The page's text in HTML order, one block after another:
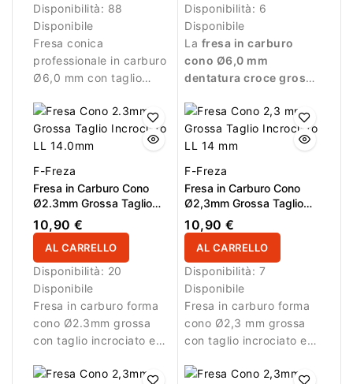
Disponibilità: 88
Disponibile
Fresa conica
professionale in carburo
Ø6,0 mm con taglio
Cut e superficie attiva
di 14,6 mm. Progettata
per rimuovere gel,
acrilico e materiali duri
in modo rapido e
controllato.
Disponibilità: 6
Disponibile
La fresa in carburo
cono Ø6,0 mm
dentatura croce grossa
progettata per la
rimozione rapida di gel,
acrilico, polygel e
semipermanente. La
dentatura grossa
garantisce elevata
mentre la forma cono
permette di lavorare
efficacemente su
superfici più ampie e
zone precise.
F-Freza
Fresa in Carburo Cono
Ø2.3mm Grossa Taglio
Incrociato LL 14.0mm
10,90 €
AL CARRELLO
Disponibilità: 20
Disponibile
Fresa in carburo forma
cono Ø2.3mm grossa
con taglio incrociato e
rimuovere gel, acrilico e
F-Freza
Fresa in Carburo Cono
Ø2,3mm Grossa Taglio
Incrociato LL 14,0mm
10,90 €
AL CARRELLO
Disponibilità: 7
Disponibile
Fresa in carburo forma
cono Ø2,3 mm grossa
con taglio incrociato e
rimozione controllata di